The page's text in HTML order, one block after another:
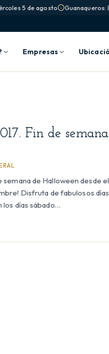
5 de agosto
Guanaqueros:
Empresas
Fin de
semana de Halloween desde
Disfruta de fabulosos
los días sábado…